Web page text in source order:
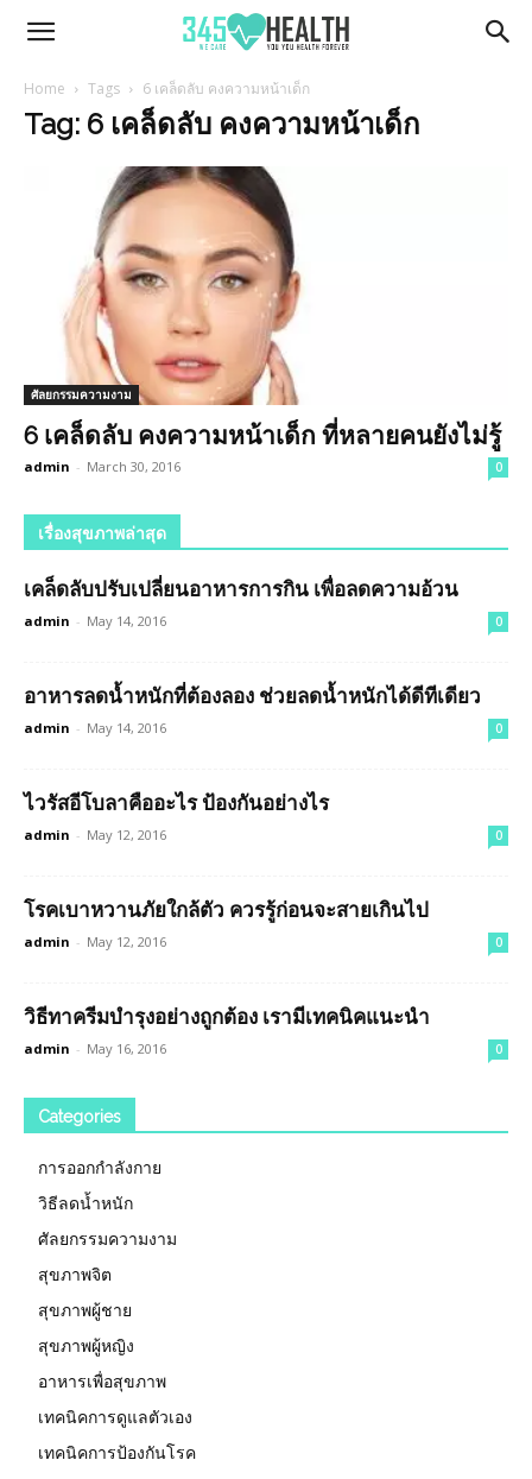
345Health
Home Tags 6 เคล็ดลับ คงความหน้าเด็ก
Tag: 6 เคล็ดลับ คงความหน้าเด็ก
ศัลยกรรมความงาม
6 เคล็ดลับ คงความหน้าเด็ก ที่หลายคนยังไม่รู้
admin - March 30, 2016 0
เรื่องสุขภาพล่าสุด
เคล็ดลับปรับเปลี่ยนอาหารการกิน เพื่อลดความอ้วน
admin - May 14, 2016 0
อาหารลดน้ำหนักที่ต้องลอง ช่วยลดน้ำหนักได้ดีทีเดียว
admin - May 14, 2016 0
ไวรัสอีโบลาคืออะไร ป้องกันอย่างไร
admin - May 12, 2016 0
โรคเบาหวานภัยใกล้ตัว ควรรู้ก่อนจะสายเกินไป
admin - May 12, 2016 0
วิธีทาครีมบำรุงอย่างถูกต้อง เรามีเทคนิคแนะนำ
admin - May 16, 2016 0
Categories
การออกกำลังกาย
วิธีลดน้ำหนัก
ศัลยกรรมความงาม
สุขภาพจิต
สุขภาพผู้ชาย
สุขภาพผู้หญิง
อาหารเพื่อสุขภาพ
เทคนิคการดูแลตัวเอง
เทคนิคการป้องกันโรค